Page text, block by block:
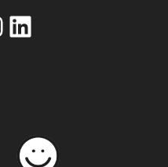
Linkedin